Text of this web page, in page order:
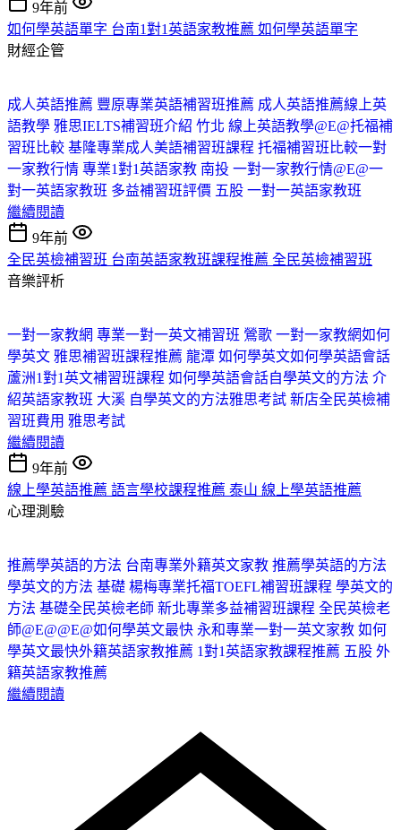
9年前
如何學英語單字 台南1對1英語家教推薦 如何學英語單字
財經企管
成人英語推薦 豐原專業英語補習班推薦 成人英語推薦線上英
語教學 雅思IELTS補習班介紹 竹北 線上英語教學@E@托福補
習班比較 基隆專業成人美語補習班課程 托福補習班比較一對
一家教行情 專業1對1英語家教 南投 一對一家教行情@E@一
對一英語家教班 多益補習班評價 五股 一對一英語家教班
繼續閱讀
9年前
全民英檢補習班 台南英語家教班課程推薦 全民英檢補習班
音樂評析
一對一家教網 專業一對一英文補習班 鶯歌 一對一家教網如何
學英文 雅思補習班課程推薦 龍潭 如何學英文如何學英語會話
蘆洲1對1英文補習班課程 如何學英語會話自學英文的方法 介
紹英語家教班 大溪 自學英文的方法雅思考試 新店全民英檢補
習班費用 雅思考試
繼續閱讀
9年前
線上學英語推薦 語言學校課程推薦 泰山 線上學英語推薦
心理測驗
推薦學英語的方法 台南專業外籍英文家教 推薦學英語的方法
學英文的方法 基礎 楊梅專業托福TOEFL補習班課程 學英文的
方法 基礎全民英檢老師 新北專業多益補習班課程 全民英檢老
師@E@@E@如何學英文最快 永和專業一對一英文家教 如何
學英文最快外籍英語家教推薦 1對1英語家教課程推薦 五股 外
籍英語家教推薦
繼續閱讀